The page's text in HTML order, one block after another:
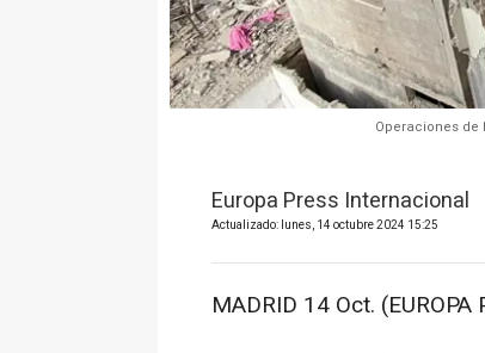
Operaciones de
Europa Press Internacional
Actualizado: lunes, 14 octubre 2024 15:25
MADRID 14 Oct. (EUROPA